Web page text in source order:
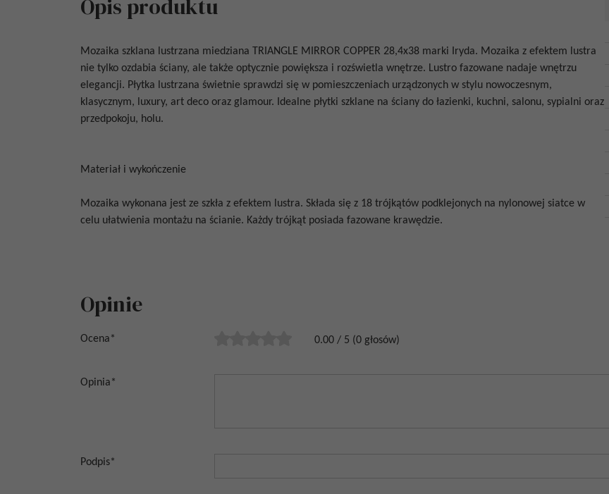
Opis produktu
Mozaika szklana lustrzana miedziana TRIANGLE MIRROR COPPER 28,4x38 marki Iryda. Mozaika z efektem lustra
nie tylko ozdabia ściany, ale także optycznie powiększa i rozświetla wnętrze. Lustro fazowane nadaje wnętrzu
elegancji. Płytka lustrzana świetnie sprawdzi się w pomieszczeniach urządzonych w stylu nowoczesnym,
klasycznym, luxury, art deco oraz glamour. Idealne płytki szklane na ściany do łazienki, kuchni, salonu, sypialni oraz
przedpokoju, holu.
Materiał i wykończenie
Mozaika wykonana jest ze szkła z efektem lustra. Składa się z 18 trójkątów podklejonych na nylonowej siatce w
celu ułatwienia montażu na ścianie. Każdy trójkąt posiada fazowane krawędzie.
Opinie
Ocena* 0.00 / 5 (0 głosów)
Opinia*
Podpis*